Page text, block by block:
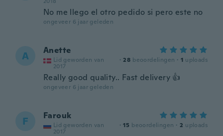
No me llego el otro pedido si pero este no
ongeveer 6 jaar geleden
A Anette
Lid geworden van
2017
· 28 beoordelingen · 1 uploads
Really good quality.. Fast delivery 👍
ongeveer 6 jaar geleden
F Farouk
Lid geworden van
2017
· 15 beoordelingen · 2 uploads